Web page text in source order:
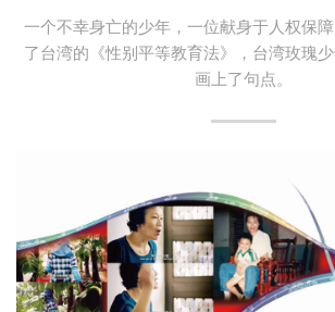
一个不幸身亡的少年，一位献身于人权保
了台湾的《性别平等教育法》，台湾玫瑰
画上了句点。